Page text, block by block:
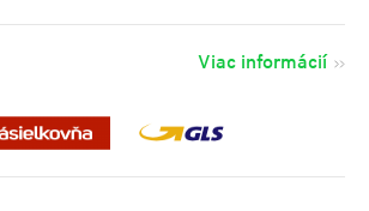
Viac informácií